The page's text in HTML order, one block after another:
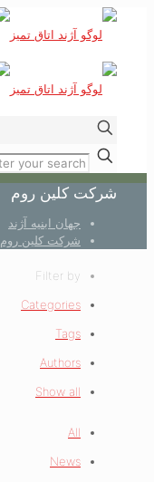
شرکت کلین روم
جهان ابنیه آژند
شرکت کلین روم
Filter by
Categories
Tags
Authors
Show all
All
News